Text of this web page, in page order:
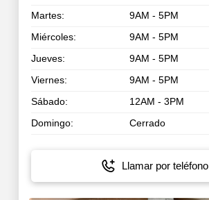
Martes: 9AM - 5PM
Miércoles: 9AM - 5PM
Jueves: 9AM - 5PM
Viernes: 9AM - 5PM
Sábado: 12AM - 3PM
Domingo: Cerrado
Llamar por teléfono